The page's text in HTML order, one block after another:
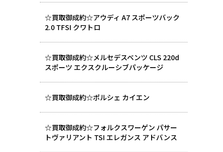
☆買取御成約☆アウディ A7 スポーツバック
2.0 TFSI クワトロ
☆買取御成約☆メルセデスベンツ CLS 220d
スポーツ エクスクルーシブパッケージ
☆買取御成約☆ポルシェ カイエン
☆買取御成約☆フォルクスワーゲン パサー
トヴァリアント TSI エレガンス アドバンス